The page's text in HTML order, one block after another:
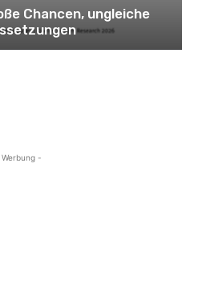
Chancen, ungleiche
-